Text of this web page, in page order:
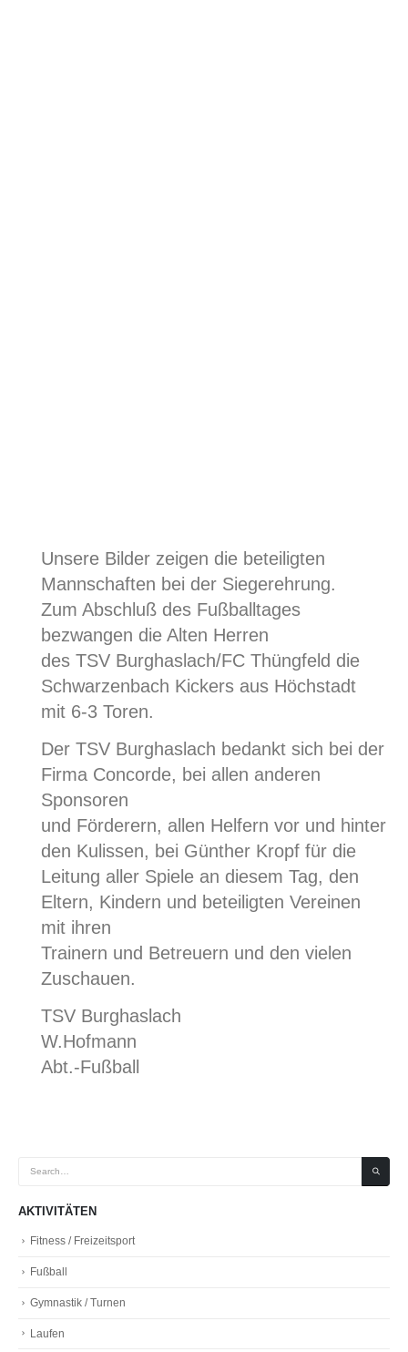
Unsere Bilder zeigen die beteiligten
Mannschaften bei der Siegerehrung.
Zum Abschluß des Fußballtages
bezwangen die Alten Herren
des TSV Burghaslach/FC Thüngfeld die
Schwarzenbach Kickers aus Höchstadt
mit 6-3 Toren.
Der TSV Burghaslach bedankt sich bei der
Firma Concorde, bei allen anderen
Sponsoren
und Förderern, allen Helfern vor und hinter
den Kulissen, bei Günther Kropf für die
Leitung aller Spiele an diesem Tag, den
Eltern, Kindern und beteiligten Vereinen
mit ihren
Trainern und Betreuern und den vielen
Zuschauen.
TSV Burghaslach
W.Hofmann
Abt.-Fußball
AKTIVITÄTEN
Fitness / Freizeitsport
Fußball
Gymnastik / Turnen
Laufen